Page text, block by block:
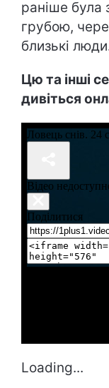
раніше була
грубою,
близькі
Цю та інші
дивіться
Loading...